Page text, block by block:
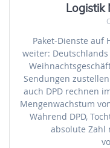
Logistik
Paket-Dienste auf
weiter:
Sendungen
auch DPD rechnen
Mengenwachstum
Während DPD,
absolute Zahl